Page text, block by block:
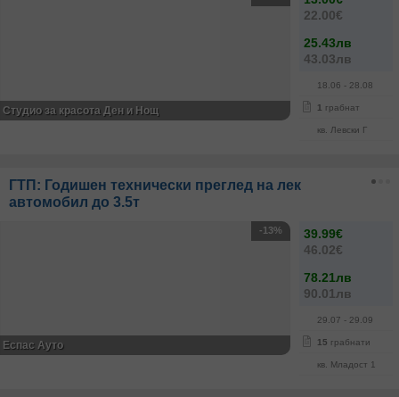
22.00€
25.43лв
43.03лв
18.06 - 28.08
1 грабнат
кв. Левски Г
Студио за красота Ден и Нощ
ГТП: Годишен технически преглед на лек
автомобил до 3.5т
39.99€
46.02€
78.21лв
90.01лв
29.07 - 29.09
15 грабнати
кв. Младост 1
-13%
Еспас Ауто